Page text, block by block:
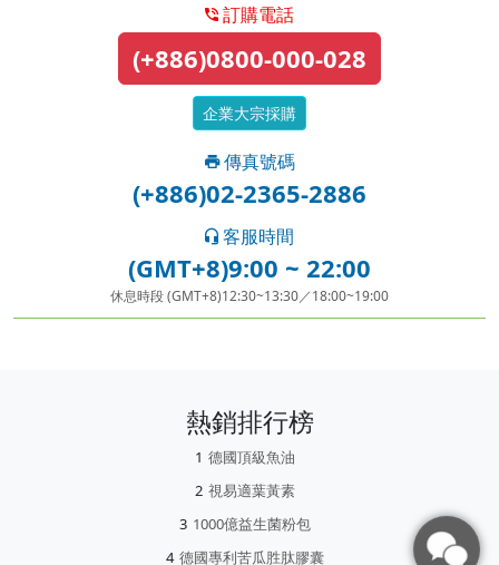
訂購電話
(+886)0800-000-028
企業大宗採購
傳真號碼
(+886)02-2365-2886
客服時間
(GMT+8)9:00 ~ 22:00
休息時段 (GMT+8)12:30~13:30／18:00~19:00
熱銷排行榜
德國頂級魚油
視易適葉黃素
1000億益生菌粉包
德國專利苦瓜胜肽膠囊